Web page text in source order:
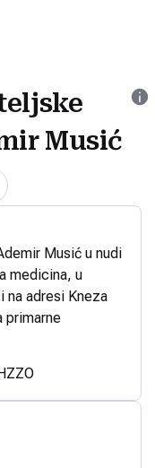
Musić
Musić u nudi
medicina, u
na adresi Kneza
primarne